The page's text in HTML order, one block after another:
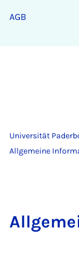
AGB
Universität
Allgemeine